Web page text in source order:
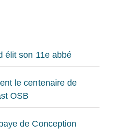
élit son 11e abbé
le centenaire de
OSB
de Conception